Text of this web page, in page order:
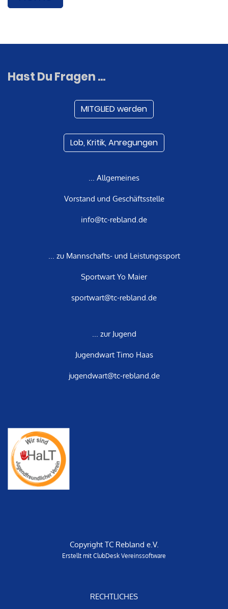
Hast Du Fragen ...
MITGLIED werden
Lob, Kritik, Anregungen
... Allgemeines
Vorstand und Geschäftsstelle
info@tc-rebland.de
... zu Mannschafts- und Leistungssport
Sportwart Yo Maier
sportwart@tc-rebland.de
... zur Jugend
Jugendwart Timo Haas
jugendwart@tc-rebland.de
Copyright TC Rebland e.V.
Erstellt mit ClubDesk Vereinssoftware
RECHTLICHES